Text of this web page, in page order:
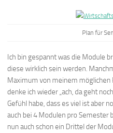
Plan für
Ich bin gespannt was die Module
diese wirklich sein werden.
Maximum von meinem möglichen
denke ich wieder „ach, da geht
Gefühl habe, dass es viel ist aber
auch bei 4 Modulen pro Semester
nun auch schon ein Drittel der